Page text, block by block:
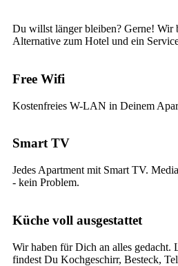
Du willst länger bleiben? Gerne! Wir
Alternative zum Hotel und ein
Free Wifi
Kostenfreies W-LAN in Deinem
Smart TV
Jedes Apartment mit Smart TV.
- kein Problem.
Küche voll ausgestattet
Wir haben für Dich an alles gedacht.
findest Du Kochgeschirr, Besteck,